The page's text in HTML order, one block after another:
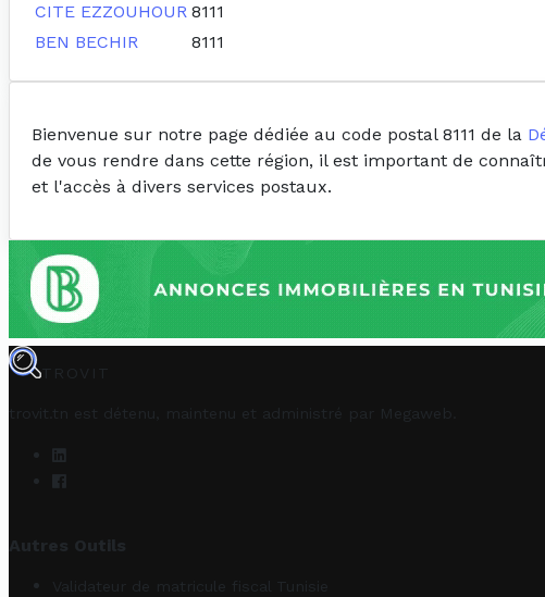
CITE EZZOUHOUR 8111
BEN BECHIR
8111
Bienvenue sur notre page dédiée au code postal 8111 de la
de vous rendre dans cette région, il est important de
et l'accès à divers services postaux.
TROVIT
trovit.tn est détenu, maintenu et administré par Megaweb
Autres Outils
Validateur de matricule fiscal Tunisie